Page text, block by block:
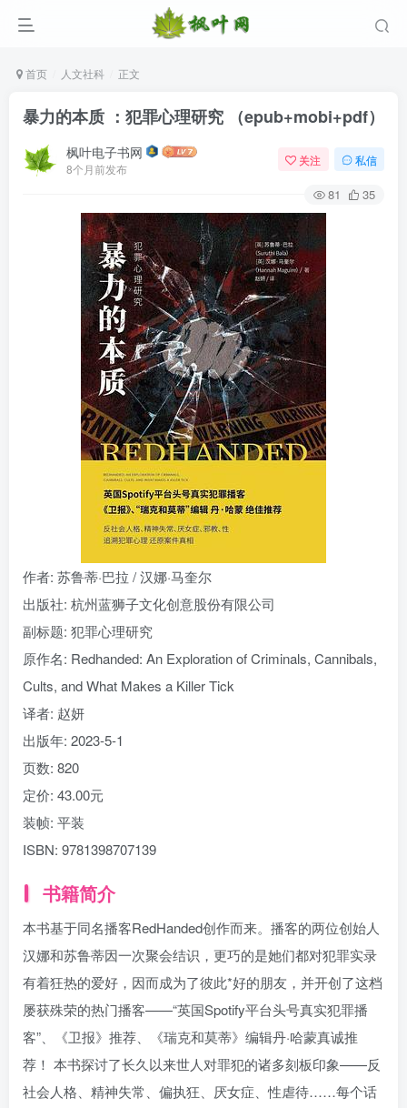
首页 人文社科 正文
暴力的本质 ：犯罪心理研究 （epub+mobi+pdf）
枫叶电子书网
8个月前发布
关注 私信
81 35
作者: 苏鲁蒂·巴拉 / 汉娜·马奎尔
出版社: 杭州蓝狮子文化创意股份有限公司
副标题: 犯罪心理研究
原作名: Redhanded: An Exploration of Criminals, Cannibals,
Cults, and What Makes a Killer Tick
译者: 赵妍
出版年: 2023-5-1
页数: 820
定价: 43.00元
装帧: 平装
ISBN: 9781398707139
书籍简介
本书基于同名播客RedHanded创作而来。播客的两位创始人
汉娜和苏鲁蒂因一次聚会结识，更巧的是她们都对犯罪实录
有着狂热的爱好，因而成为了彼此*好的朋友，并开创了这档
屡获殊荣的热门播客——“英国Spotify平台头号真实犯罪播
客”、《卫报》推荐、《瑞克和莫蒂》编辑丹·哈蒙真诚推
荐！ 本书探讨了长久以来世人对罪犯的诸多刻板印象——反
社会人格、精神失常、偏执狂、厌女症、性虐待……每个话
登录
没有账号？立即注册
用户名/手机号/邮箱
登录密码
记住登录 找回密码|免密登录
社交账号登录